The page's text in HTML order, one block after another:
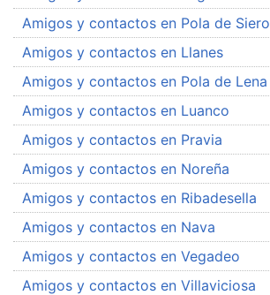
Amigos y contactos en Pola de Siero
Amigos y contactos en Llanes
Amigos y contactos en Pola de Lena
Amigos y contactos en Luanco
Amigos y contactos en Pravia
Amigos y contactos en Noreña
Amigos y contactos en Ribadesella
Amigos y contactos en Nava
Amigos y contactos en Vegadeo
Amigos y contactos en Villaviciosa